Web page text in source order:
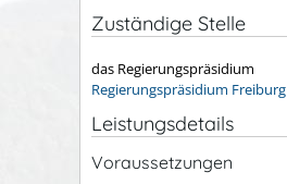
Zuständige Stelle
das Regierungspräsidium
Regierungspräsidium Freiburg
Leistungsdetails
Voraussetzungen